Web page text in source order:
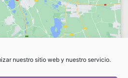
nuestro sitio web y nuestro servicio.